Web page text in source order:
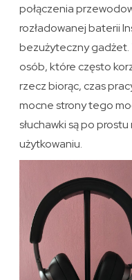
połączenia
rozładowanej baterii
bezużyteczny gadżet.
osób, które często
rzecz biorąc, czas
mocne strony tego
słuchawki są po
użytkowaniu.